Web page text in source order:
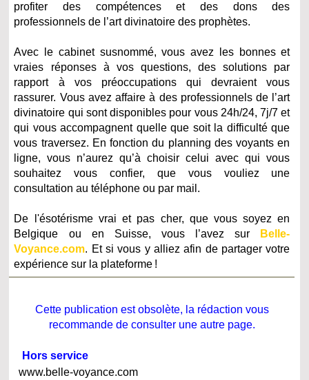
profiter des compétences et des dons des
professionnels de l’art divinatoire des prophètes.
Avec le cabinet susnommé, vous avez les bonnes et
vraies réponses à vos questions, des solutions par
rapport à vos préoccupations qui devraient vous
rassurer. Vous avez affaire à des professionnels de l’art
divinatoire qui sont disponibles pour vous 24h/24, 7j/7 et
qui vous accompagnent quelle que soit la difficulté que
vous traversez. En fonction du planning des voyants en
ligne, vous n’aurez qu’à choisir celui avec qui vous
souhaitez vous confier, que vous vouliez une
consultation au téléphone ou par mail.
De l'ésotérisme vrai et pas cher, que vous soyez en
Belgique ou en Suisse, vous l’avez sur
Belle-
Voyance.com. Et si vous y alliez afin de partager votre
expérience sur la plateforme !
Cette publication est obsolète, la rédaction vous
recommande de consulter une autre page.
Hors service
www.belle-voyance.com